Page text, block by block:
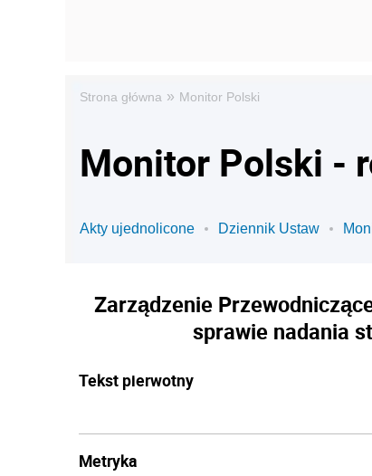
Strona główna » Monitor Polski
Monitor Polski -
Akty ujednolicone Dziennik Ustaw
Zarządzenie
sprawie nadania
Tekst pierwotny
Metryka